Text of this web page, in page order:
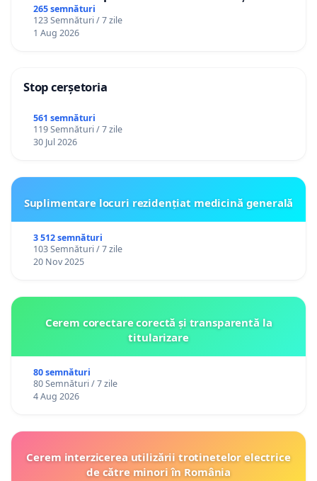
către utilizatorul TikTok „Gorici”
265 semnături
123 Semnături / 7 zile
1 Aug 2026
Stop cerșetoria
561 semnături
119 Semnături / 7 zile
30 Jul 2026
Suplimentare locuri rezidențiat medicină generală
3 512 semnături
103 Semnături / 7 zile
20 Nov 2025
Cerem corectare corectă și transparentă la
titularizare
80 semnături
80 Semnături / 7 zile
4 Aug 2026
Cerem interzicerea utilizării trotinetelor electrice
de către minori în România